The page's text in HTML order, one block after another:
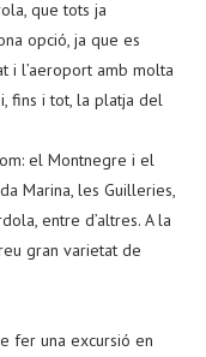
que tots ja
opció, ja que es
i l’aeroport amb molta
fins i tot, la platja del
el Montnegre i el
Marina, les Guilleries,
entre d’altres. A la
gran varietat de
fer una excursió en